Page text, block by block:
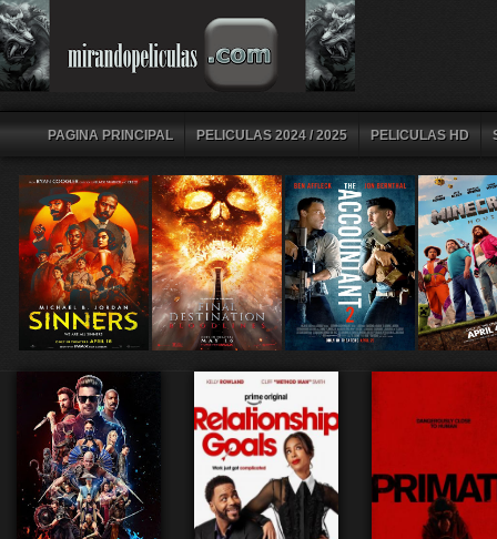
PAGINA PRINCIPAL PELICULAS 2024 / 2025 PELICULAS HD